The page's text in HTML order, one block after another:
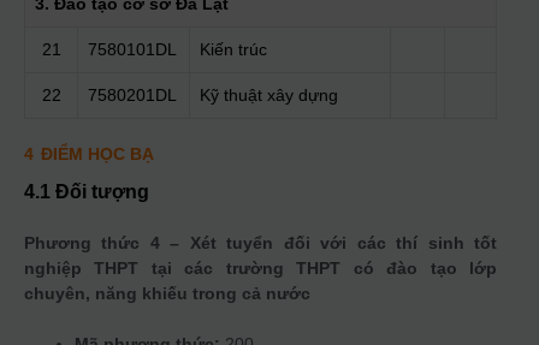
21 7580101DL Kiến trúc
22 7580201DL Kỹ thuật xây dựng
4 ĐIỂM HỌC BẠ
4.1 Đối tượng
Phương thức 4 – Xét tuyển đối với các thí sinh tốt
nghiệp THPT tại các trường THPT có đào tạo lớp
chuyên, năng khiếu trong cả nước